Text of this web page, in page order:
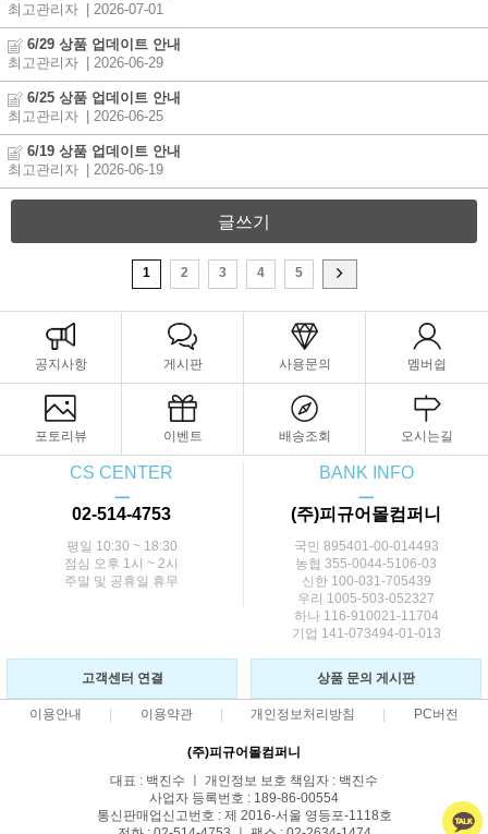
최고관리자
| 2026-07-01
6/29 상품 업데이트 안내
최고관리자
| 2026-06-29
6/25 상품 업데이트 안내
최고관리자
| 2026-06-25
6/19 상품 업데이트 안내
최고관리자
| 2026-06-19
글쓰기
1 2 3 4 5
공지사항 게시판 사용문의 멤버쉽
포토리뷰 이벤트 배송조회 오시는길
CS CENTER
ㅡ
02-514-4753
평일 10:30 ~ 18:30
점심 오후 1시 ~ 2시
주말 및 공휴일 휴무
BANK INFO
ㅡ
(주)피규어몰컴퍼니
국민 895401-00-014493
농협 355-0044-5106-03
신한 100-031-705439
우리 1005-503-052327
하나 116-910021-11704
기업 141-073494-01-013
고객센터 연결 상품 문의 게시판
이용안내 이용약관 개인정보처리방침 PC버전
(주)피규어몰컴퍼니
대표 : 백진수 ㅣ 개인정보 보호 책임자 : 백진수
사업자 등록번호 : 189-86-00554
통신판매업신고번호 : 제 2016-서울 영등포-1118호